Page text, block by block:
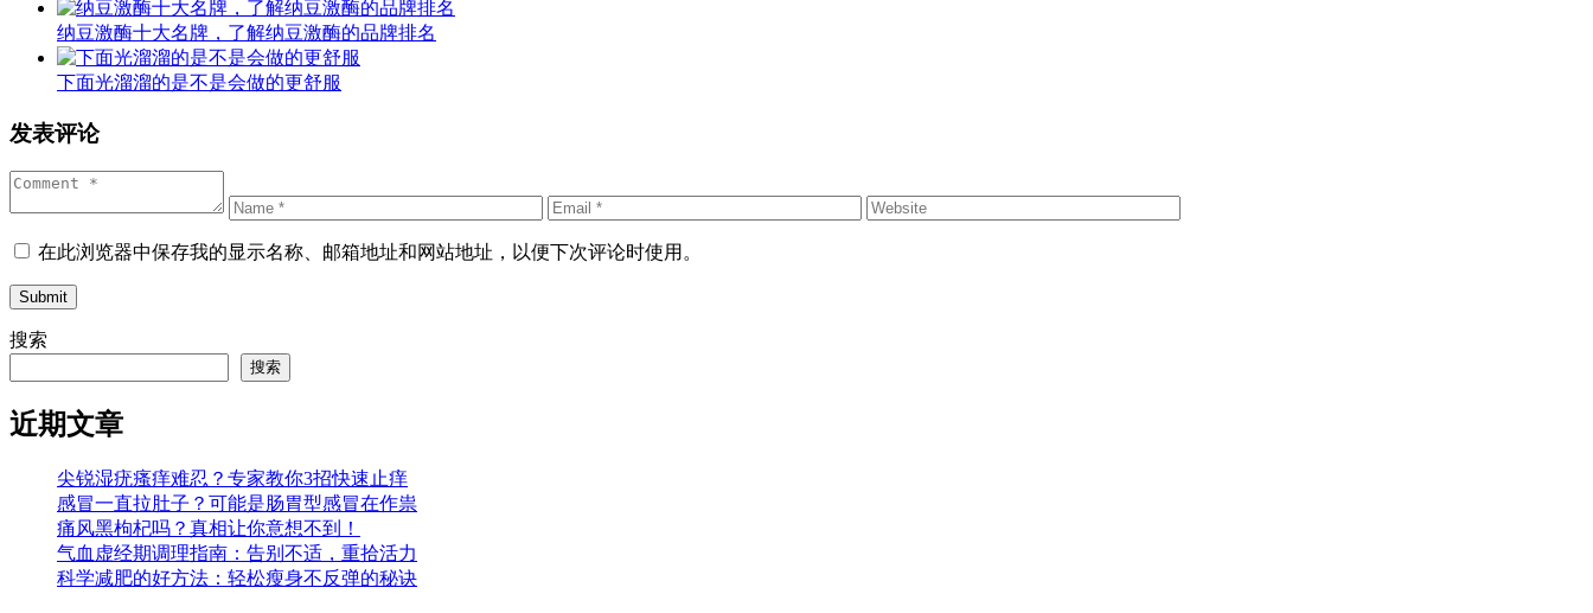
纳豆激酶十大名牌，了解纳豆激酶的品牌排名
下面光溜溜的是不是会做的更舒服
发表评论
在此浏览器中保存我的显示名称、邮箱地址和网站地址，以便下次评论时使用。
Submit
搜索
搜索
近期文章
尖锐湿疣瘙痒难忍？专家教你3招快速止痒
感冒一直拉肚子？可能是肠胃型感冒在作祟
痛风黑枸杞吗？真相让你意想不到！
气血虚经期调理指南：告别不适，重拾活力
科学减肥的好方法：轻松瘦身不反弹的秘诀